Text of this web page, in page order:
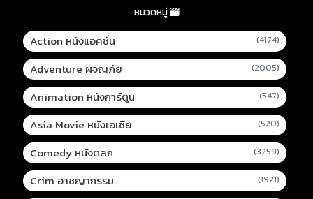
หมวดหมู่
Action หนังแอคชั่น (4174)
Adventure ผจญภัย (2005)
Animation หนังการ์ตูน (547)
Asia Movie หนังเอเชีย (520)
Comedy หนังตลก (3259)
Crim อาชญากรรม (1921)